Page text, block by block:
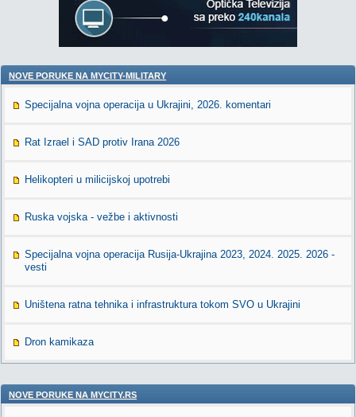
NOVE PORUKE NA MYCITY-MILITARY
Specijalna vojna operacija u Ukrajini, 2026. komentari
Rat Izrael i SAD protiv Irana 2026
Helikopteri u milicijskoj upotrebi
Ruska vojska - vežbe i aktivnosti
Specijalna vojna operacija Rusija-Ukrajina 2023, 2024. 2025. 2026 -
vesti
Uništena ratna tehnika i infrastruktura tokom SVO u Ukrajini
Dron kamikaza
NOVE PORUKE NA MYCITY.RS